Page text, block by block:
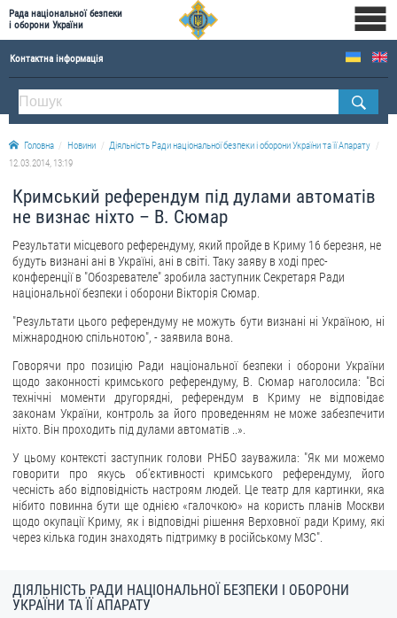
Рада національної безпеки
і оборони України
Контактна інформація
ПРО РНБОУ
Склад Ради національної безпеки і оборони України
Апарат Ради національної безпеки і оборони України
Історична довідка про діяльність Ради національної безпеки і оборони України
ОФІЦІЙНІ ДОКУМЕНТИ
ПРЕСЦЕНТР
Drone Deals
Фотогалерея
Відеогалерея
ЗВЕРНЕННЯ ГРОМАДЯН
Звернення громадян
Електронне звернення
ДОСТУП ДО ПУБЛІЧНОЇ ІНФОРМАЦІЇ
Запит на отримання публічної інформації
Облік публічної інформації
Головна Новини
Діяльність Ради національної безпеки і оборони України та її Апарату
12.03.2014, 13:19
Кримський референдум під дулами автоматів
не визнає ніхто – В. Сюмар
Результати місцевого референдуму, який пройде в Криму 16 березня, не
будуть визнані ані в Україні, ані в світі. Таку заяву в ході прес-
конференції в "Обозревателе" зробила заступник Секретаря Ради
національної безпеки і оборони Вікторія Сюмар.
"Результати цього референдуму не можуть бути визнані ні Україною, ні
міжнародною спільнотою", - заявила вона.
Говорячи про позицію Ради національної безпеки і оборони України
щодо законності кримського референдуму, В. Сюмар наголосила: "Всі
технічні моменти другорядні, референдум в Криму не відповідає
законам України, контроль за його проведенням не може забезпечити
ніхто. Він проходить під дулами автоматів ..».
У цьому контексті заступник голови РНБО зауважила: "Як ми можемо
говорити про якусь об'єктивності кримського референдуму, його
чесність або відповідність настроям людей. Це театр для картинки, яка
нібито повинна бути ще однією «галочкою» на користь планів Москви
щодо окупації Криму, як і відповідні рішення Верховної ради Криму, які
через кілька годин знаходять підтримку в російському МЗС".
ДІЯЛЬНІСТЬ РАДИ НАЦІОНАЛЬНОЇ БЕЗПЕКИ І ОБОРОНИ
УКРАЇНИ ТА ЇЇ АПАРАТУ